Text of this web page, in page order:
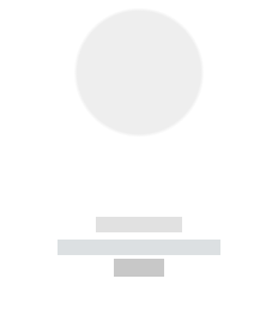
------------
----------- -----------